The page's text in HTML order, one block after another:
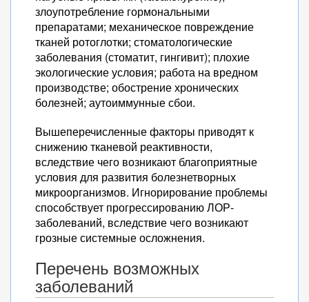
злоупотребление гормональными
препаратами; механическое повреждение
тканей ротоглотки; стоматологические
заболевания (стоматит, гингивит); плохие
экологические условия; работа на вредном
производстве; обострение хронических
болезней; аутоиммунные сбои.
Вышеперечисленные факторы приводят к
снижению тканевой реактивности,
вследствие чего возникают благоприятные
условия для развития болезнетворных
микроорганизмов. Игнорирование проблемы
способствует прогрессированию ЛОР-
заболеваний, вследствие чего возникают
грозные системные осложнения.
Перечень возможных
заболеваний